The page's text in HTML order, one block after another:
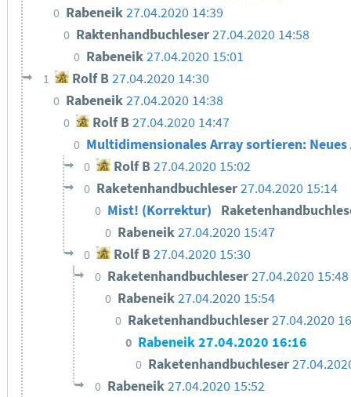
0 Rabeneik27.04.2020 14:39
0 Raktenhandbuchleser27.04.2020 14:58
0 Rabeneik27.04.2020 15:01
1 Rolf B27.04.2020 14:30
0 Rabeneik27.04.2020 14:38
0 Rolf B 27.04.2020 14:47
0 Multidimensionales Array sortieren:
0 Rolf B27.04.2020 15:02
0 Raketenhandbuchleser27.04.2020 15:14
0 Mist! (Korrektur)
0 Rabeneik27.04.2020 15:47
0 Rolf B27.04.2020 15:30
0 Raketenhandbuchleser27.04.2020 15:48
0 Rabeneik27.04.2020 15:54
0 Raketenhandbuchleser27.04.2020
0 Rabeneik27.04.2020 16:16
0 Raketenhandbuchleser
0 Rabeneik27.04.2020 15:52